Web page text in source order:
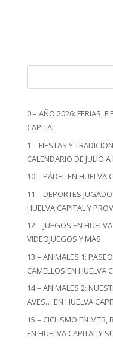
0 – AÑO 2026: FERIAS,
CAPITAL
1 – FIESTAS Y
CALENDARIO DE JULIO
10 – PÁDEL EN HUELVA
11 – DEPORTES
HUELVA CAPITAL Y
12 – JUEGOS EN
VIDEOJUEGOS Y MÁS
13 – ANIMALES 1:
CAMELLOS EN HUELVA
14 – ANIMALES 2:
AVES… EN HUELVA
15 – CICLISMO EN MTB,
EN HUELVA CAPITAL Y